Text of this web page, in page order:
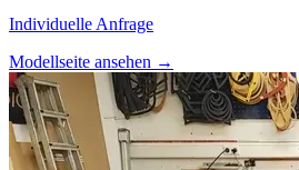
Individuelle Anfrage
Modellseite ansehen →